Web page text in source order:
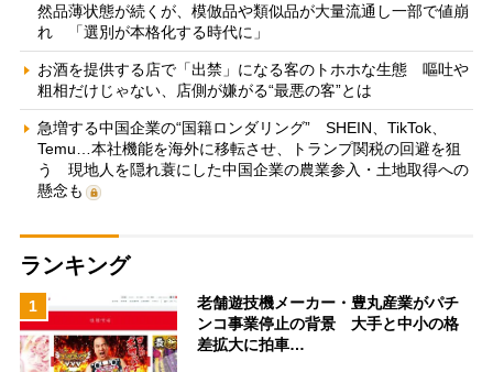
然品薄状態が続くが、模倣品や類似品が大量流通し一部で値崩
れ 「選別が本格化する時代に」
お酒を提供する店で「出禁」になる客のトホホな生態 嘔吐や
粗相だけじゃない、店側が嫌がる“最悪の客”とは
急増する中国企業の“国籍ロンダリング” SHEIN、TikTok、
Temu…本社機能を海外に移転させ、トランプ関税の回避を狙
う 現地人を隠れ蓑にした中国企業の農業参入・土地取得への
懸念も
ランキング
1
老舗遊技機メーカー・豊丸産業がパチ
ンコ事業停止の背景 大手と中小の格
差拡大に拍車…